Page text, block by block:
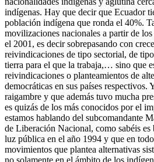
indígenas. Hay que decir que Ecuador
población indígena que ronda el 40%.
movilizaciones nacionales a partir de
el 2001, es decir sobrepasando con
reivindicaciones de tipo sectorial, de
tierra para el que la trabaja,… sino que
reivindicaciones o planteamientos de
democráticas en sus países
raigambre y que además tuvo mucha
es quizás de los más conocidos por el
estamos hablando del subcomandante
de Liberación Nacional, como sabéis es
luz pública en el año 1994 y que en
movimientos que plantea alternativas
no solamente en el ámbito de los